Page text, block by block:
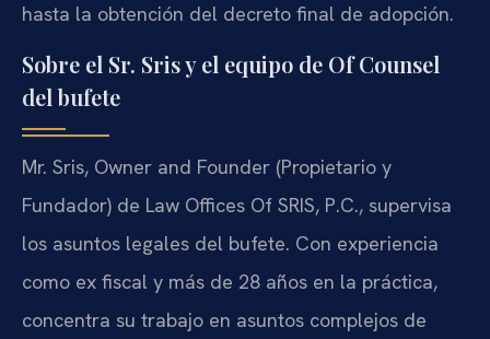
hasta la obtención del decreto final de adopción.
Sobre el Sr. Sris y el equipo de Of Counsel
del bufete
Mr. Sris, Owner and Founder (Propietario y
Fundador) de Law Offices Of SRIS, P.C., supervisa
los asuntos legales del bufete. Con experiencia
como ex fiscal y más de 28 años en la práctica,
concentra su trabajo en asuntos complejos de